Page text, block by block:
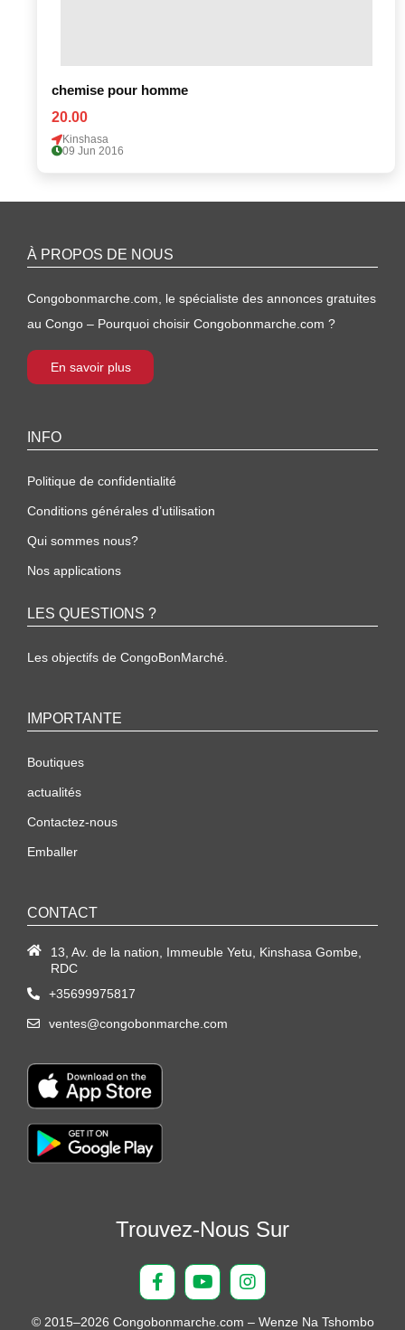
chemise pour homme
20.00
Kinshasa
09 Jun 2016
À PROPOS DE NOUS
Congobonmarche.com, le spécialiste des annonces gratuites
au Congo – Pourquoi choisir Congobonmarche.com ?
En savoir plus
INFO
Politique de confidentialité
Conditions générales d’utilisation
Qui sommes nous?
Nos applications
LES QUESTIONS ?
Les objectifs de CongoBonMarché.
IMPORTANTE
Boutiques
actualités
Contactez-nous
Emballer
CONTACT
13, Av. de la nation, Immeuble Yetu, Kinshasa Gombe,
RDC
+35699975817
ventes@congobonmarche.com
Trouvez-Nous Sur
© 2015–2026 Congobonmarche.com – Wenze Na Tshombo